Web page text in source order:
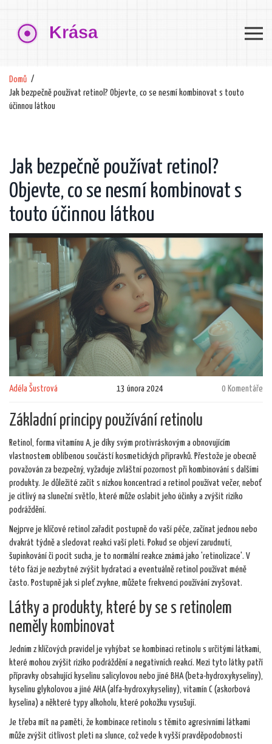
Domů
Jak bezpečně používat retinol? Objevte, co se nesmí kombinovat s touto
účinnou látkou
Jak bezpečně používat retinol?
Objevte, co se nesmí kombinovat s
touto účinnou látkou
Adéla Šustrová 13 února 2024 0 Komentáře
Základní principy používání retinolu
Retinol, forma vitamínu A, je díky svým protivráskovým a obnovujícím
vlastnostem oblíbenou součástí kosmetických přípravků. Přestože je obecně
považován za bezpečný, vyžaduje zvláštní pozornost při kombinování s dalšími
produkty. Je důležité začít s nízkou koncentrací a retinol používat večer, neboť
je citlivý na sluneční světlo, které může oslabit jeho účinky a zvýšit riziko
podráždění.
Nejprve je klíčové retinol zařadit postupně do vaší péče, začínat jednou nebo
dvakrát týdně a sledovat reakci vaší pleti. Pokud se objeví zarudnutí,
šupinkování či pocit sucha, je to normální reakce známá jako 'retinolizace'. V
této fázi je nezbytné zvýšit hydrataci a eventuálně retinol používat méně
často. Postupně jak si pleť zvykne, můžete frekvenci používání zvyšovat.
Látky a produkty, které by se s retinolem
neměly kombinovat
Jedním z klíčových pravidel je vyhýbat se kombinaci retinolu s určitými látkami,
které mohou zvýšit riziko podráždění a negativních reakcí. Mezi tyto látky patří
přípravky obsahující kyselinu salicylovou nebo jiné BHA (beta-hydroxykyseliny),
kyselinu glykolovou a jiné AHA (alfa-hydroxykyseliny), vitamín C (askorbová
kyselina) a některé typy alkoholu, které pokožku vysušují.
Je třeba mít na paměti, že kombinace retinolu s těmito agresivními látkami
může zvýšit citlivost pleti na slunce, což vede k vyšší pravděpodobnosti